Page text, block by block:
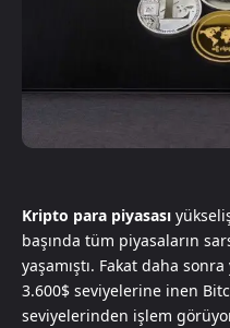
Kripto para piyasası
başında tüm piyasaların
yaşamıştı. Fakat daha
3.600$ seviyelerine inen
seviyelerinden işlem